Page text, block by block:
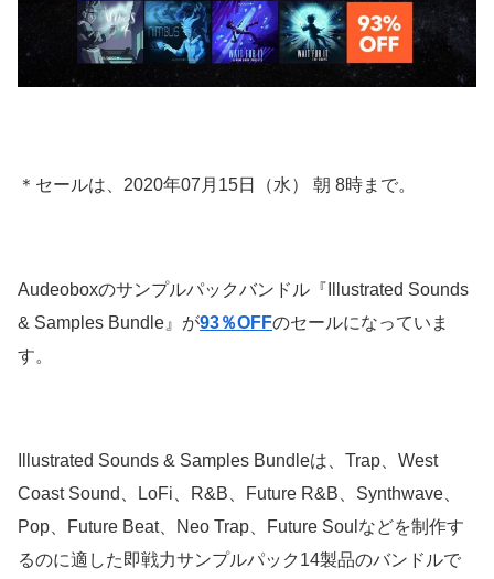
＊セールは、2020年07月15日（水） 朝 8時まで。
Audeoboxのサンプルパックバンドル『Illustrated Sounds
& Samples Bundle』が93％OFFのセールになっていま
す。
Illustrated Sounds & Samples Bundleは、Trap、West
Coast Sound、LoFi、R&B、Future R&B、Synthwave、
Pop、Future Beat、Neo Trap、Future Soulなどを制作す
るのに適した即戦力サンプルパック14製品のバンドルで